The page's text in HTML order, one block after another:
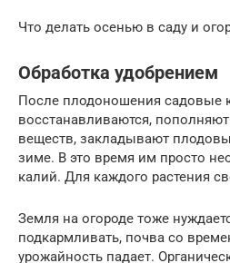
Что делать осенью в саду и
Обработка удобрением
После плодоношения садовые
восстанавливаются,
веществ, закладывают
зиме. В это время им просто
калий. Для каждого растения
Земля на огороде тоже
подкармливать, почва со
урожайность падает.